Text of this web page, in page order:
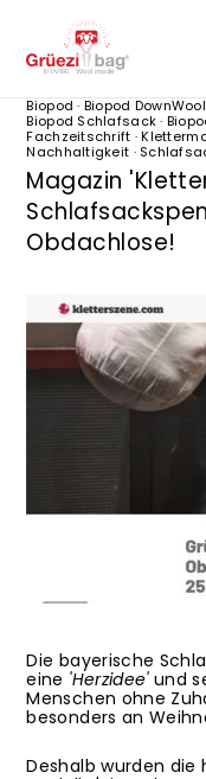
Biopod · Biopod DownWool
Biopod Schlafsack·
Fachzeitschrift ·
Nachhaltigkeit ·
Magazin
Obdachlose!
Die bayerische
eine 'Herzidee'und
Menschen ohne
besonders an
Deshalb wurden